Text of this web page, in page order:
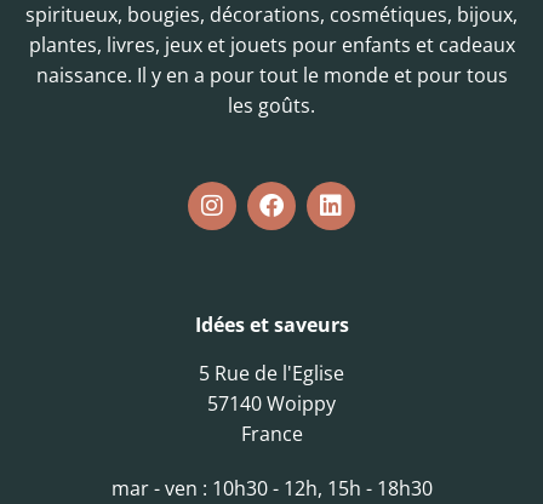
spiritueux, bougies, décorations, cosmétiques, bijoux,
plantes, livres, jeux et jouets pour enfants et cadeaux
naissance. Il y en a pour tout le monde et pour tous
les goûts.
Idées et saveurs
5 Rue de l'Eglise
57140 Woippy
France
mar - ven : 10h30 - 12h, 15h - 18h30